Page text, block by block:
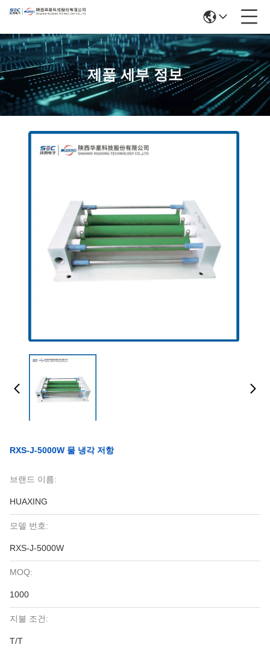
제품 세부 정보
RXS-J-5000W 물 냉각 저항
브랜드 이름:
HUAXING
모델 번호:
RXS-J-5000W
MOQ:
1000
지불 조건:
T/T